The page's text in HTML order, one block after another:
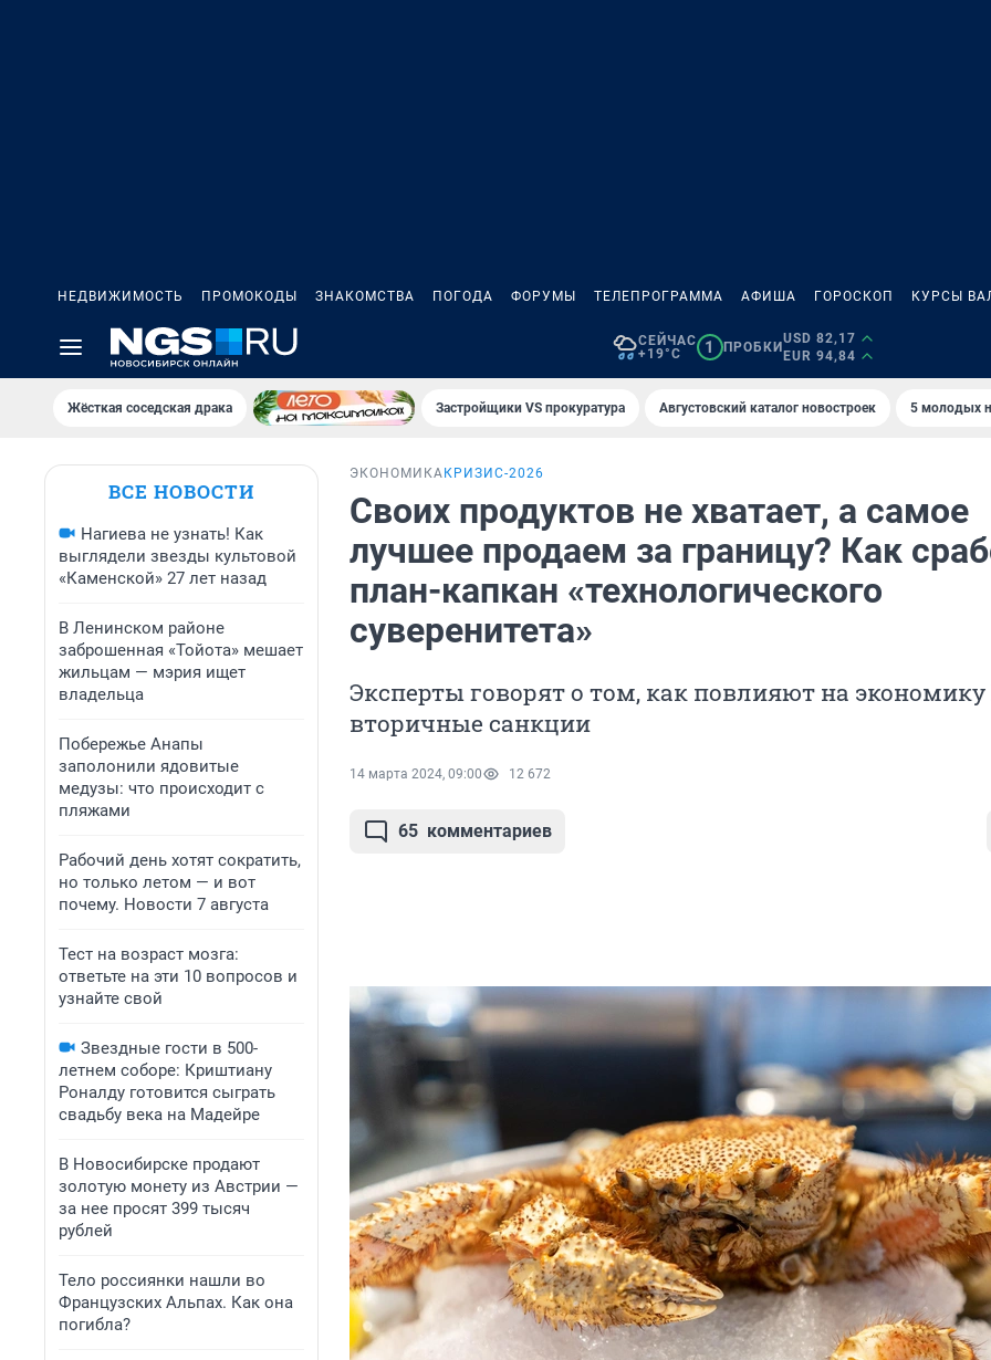
НЕДВИЖИМОСТЬ ПРОМОКОДЫ ЗНАКОМСТВА ПОГОДА ФОРУМЫ ТЕЛЕПРОГРАММА АФИША ГОРОСКОП КУРСЫ
СЕЙЧАС
+19°C
1 ПРОБКИ
USD 82,17
EUR 94,84
Жёсткая соседская драка Застройщики VS прокуратура Августовский каталог новостроек 5 молодых
ВСЕ НОВОСТИ
Нагиева не узнать! Как
выглядели звезды культовой
«Каменской» 27 лет назад
В Ленинском районе
заброшенная «Тойота» мешает
жильцам — мэрия ищет
владельца
Побережье Анапы
заполонили ядовитые
медузы: что происходит с
пляжами
Рабочий день хотят сократить,
но только летом — и вот
почему. Новости 7 августа
Тест на возраст мозга:
ответьте на эти 10 вопросов и
узнайте свой
Звездные гости в 500-
летнем соборе: Криштиану
Роналду готовится сыграть
свадьбу века на Мадейре
В Новосибирске продают
золотую монету из Австрии —
за нее просят 399 тысяч
рублей
Тело россиянки нашли во
Французских Альпах. Как она
погибла?
ЭКОНОМИКА КРИЗИС-2026
Своих продуктов не хватает, а самое
лучшее продаем за границу? Как
план-капкан «технологического
суверенитета»
Эксперты говорят о том, как повлияют на экономику
вторичные санкции
14 марта 2024, 09:00 12 672
65 комментариев